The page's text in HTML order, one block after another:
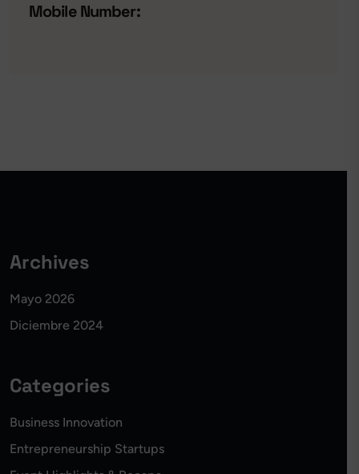
Mobile Number:
Archives
Mayo 2026
Diciembre 2024
Categories
Business Innovation
Entrepreneurship Startups